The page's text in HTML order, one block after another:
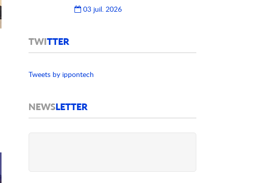
03 juil. 2026
TWITTER
Tweets by ippontech
NEWSLETTER